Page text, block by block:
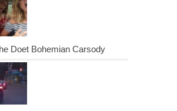
Doet Bohemian Carsody